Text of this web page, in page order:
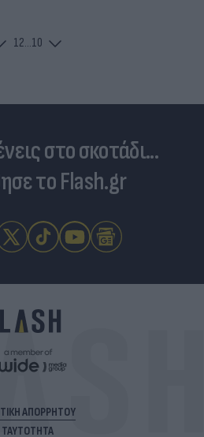
12...10
στο σκοτάδι...
το Flash.gr
ΑΠΟΡΡΗΤΟΥ
ΤΑΥΤΟΤΗΤΑ